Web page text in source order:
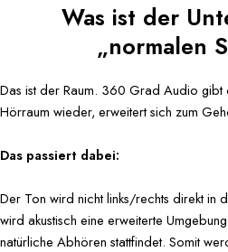
Was ist der
„normalen
Das ist der Raum. 360 Grad Audio gibt
Hörraum wieder, erweitert sich zum
Das passiert dabei:
Der Ton wird nicht links/rechts direkt in
wird akustisch eine erweiterte
natürliche Abhören stattfindet. Somit